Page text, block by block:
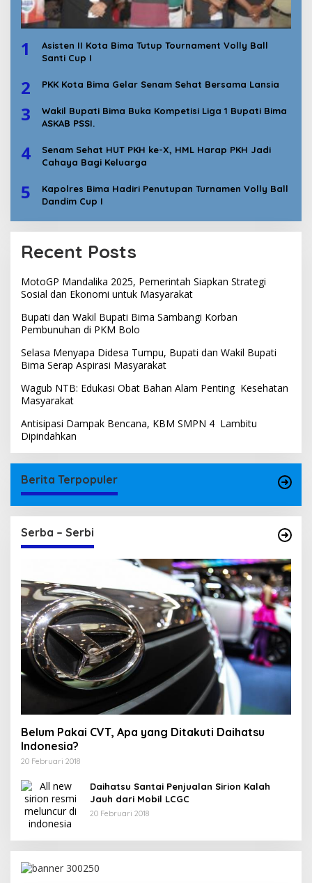
1
Asisten II Kota Bima Tutup Tournament Volly Ball
Santi Cup I
2 PKK Kota Bima Gelar Senam Sehat Bersama Lansia
3
Wakil Bupati Bima Buka Kompetisi Liga 1 Bupati Bima
ASKAB PSSI.
4
Senam Sehat HUT PKH ke-X, HML Harap PKH Jadi
Cahaya Bagi Keluarga
5
Kapolres Bima Hadiri Penutupan Turnamen Volly Ball
Dandim Cup I
Recent Posts
MotoGP Mandalika 2025, Pemerintah Siapkan Strategi
Sosial dan Ekonomi untuk Masyarakat
Bupati dan Wakil Bupati Bima Sambangi Korban
Pembunuhan di PKM Bolo
Selasa Menyapa Didesa Tumpu, Bupati dan Wakil Bupati
Bima Serap Aspirasi Masyarakat
Wagub NTB: Edukasi Obat Bahan Alam Penting Kesehatan
Masyarakat
Antisipasi Dampak Bencana, KBM SMPN 4 Lambitu
Dipindahkan
Berita Terpopuler
Serba – Serbi
Belum Pakai CVT, Apa yang Ditakuti Daihatsu
Indonesia?
20 Februari 2018
Daihatsu Santai Penjualan Sirion Kalah
Jauh dari Mobil LCGC
20 Februari 2018